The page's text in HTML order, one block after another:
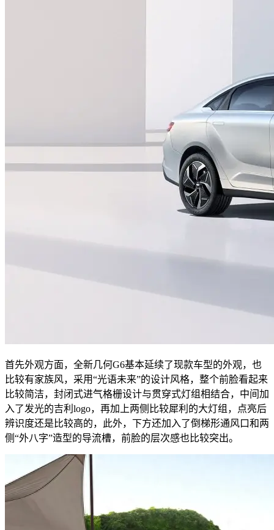
首先外观方面，全新几何G6基本延续了现款车型的外观，也
比较有家族风，采用“光语未来”的设计风格，整个前脸看起来
比较简洁，封闭式进气格栅设计与贯穿式灯组相结合，中间加
入了发光的吉利logo，再加上两侧比较犀利的大灯组，点亮后
辨识度还是比较高的，此外，下方还加入了倒梯形通风口和两
侧“外八字”造型的导流槽，前脸的层次感也比较突出。